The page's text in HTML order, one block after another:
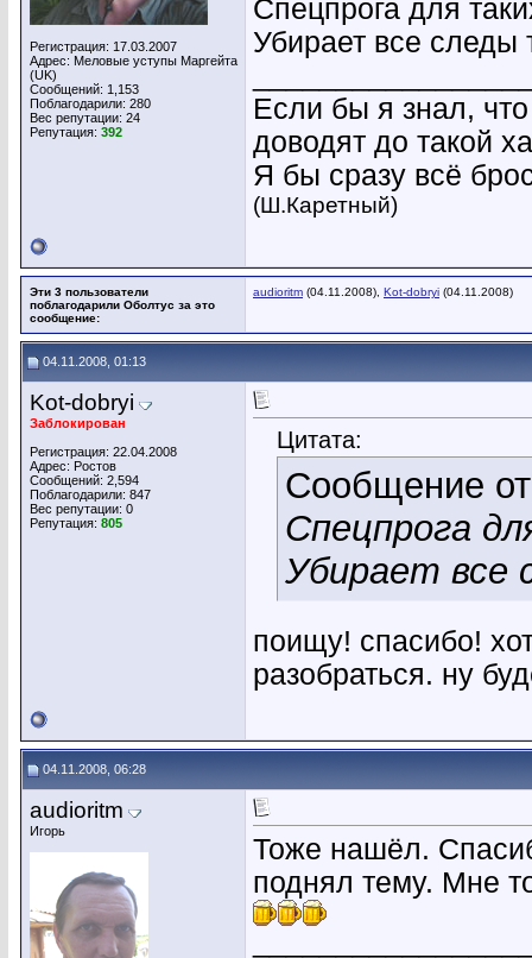
Регистрация: 17.03.2007
Адрес: Меловые уступы Маргейта
(UK)
Сообщений: 1,153
Поблагодарили: 280
Вес репутации: 24
Репутация: 392
Спецпрога для
Убирает все следы
Если бы я знал,
доводят до такой
Я бы сразу всё
(Ш.Каретный)
Эти 3 пользователи
поблагодарили Оболтус за это
сообщение:
audioritm (04.11.2008), Kot-dobryi (04.11.2008)
04.11.2008, 01:13
Kot-dobryi
Заблокирован
Регистрация: 22.04.2008
Адрес: Ростов
Сообщений: 2,594
Поблагодарили: 847
Вес репутации: 0
Репутация: 805
Цитата:
Сообщение
Спецпрога
Убирает все
поищу! спасибо!
разобраться. ну
04.11.2008, 06:28
audioritm
Игорь
Тоже нашёл.
поднял тему. Мне